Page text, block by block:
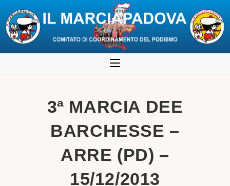
al
3ª MARCIA DEE
BARCHESSE –
ARRE (PD) –
15/12/2013